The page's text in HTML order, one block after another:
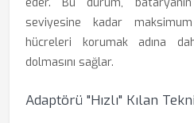
seviyesine kadar
hücreleri korumak adına
dolmasını sağlar.
Adaptörü "Hızlı" Kılan